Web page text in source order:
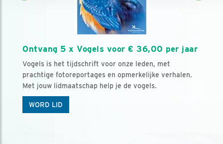
Ontvang 5 x Vogels voor € 36,00 per jaar
Vogels is het tijdschrift voor onze leden, met
prachtige fotoreportages en opmerkelijke verhalen.
Met jouw lidmaatschap help je de vogels.
WORD LID